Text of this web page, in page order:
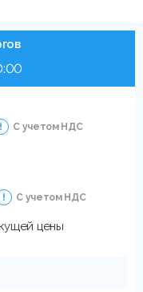
С учетом НДС
С учетом НДС
цены